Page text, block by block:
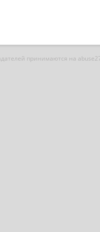
принимаются на